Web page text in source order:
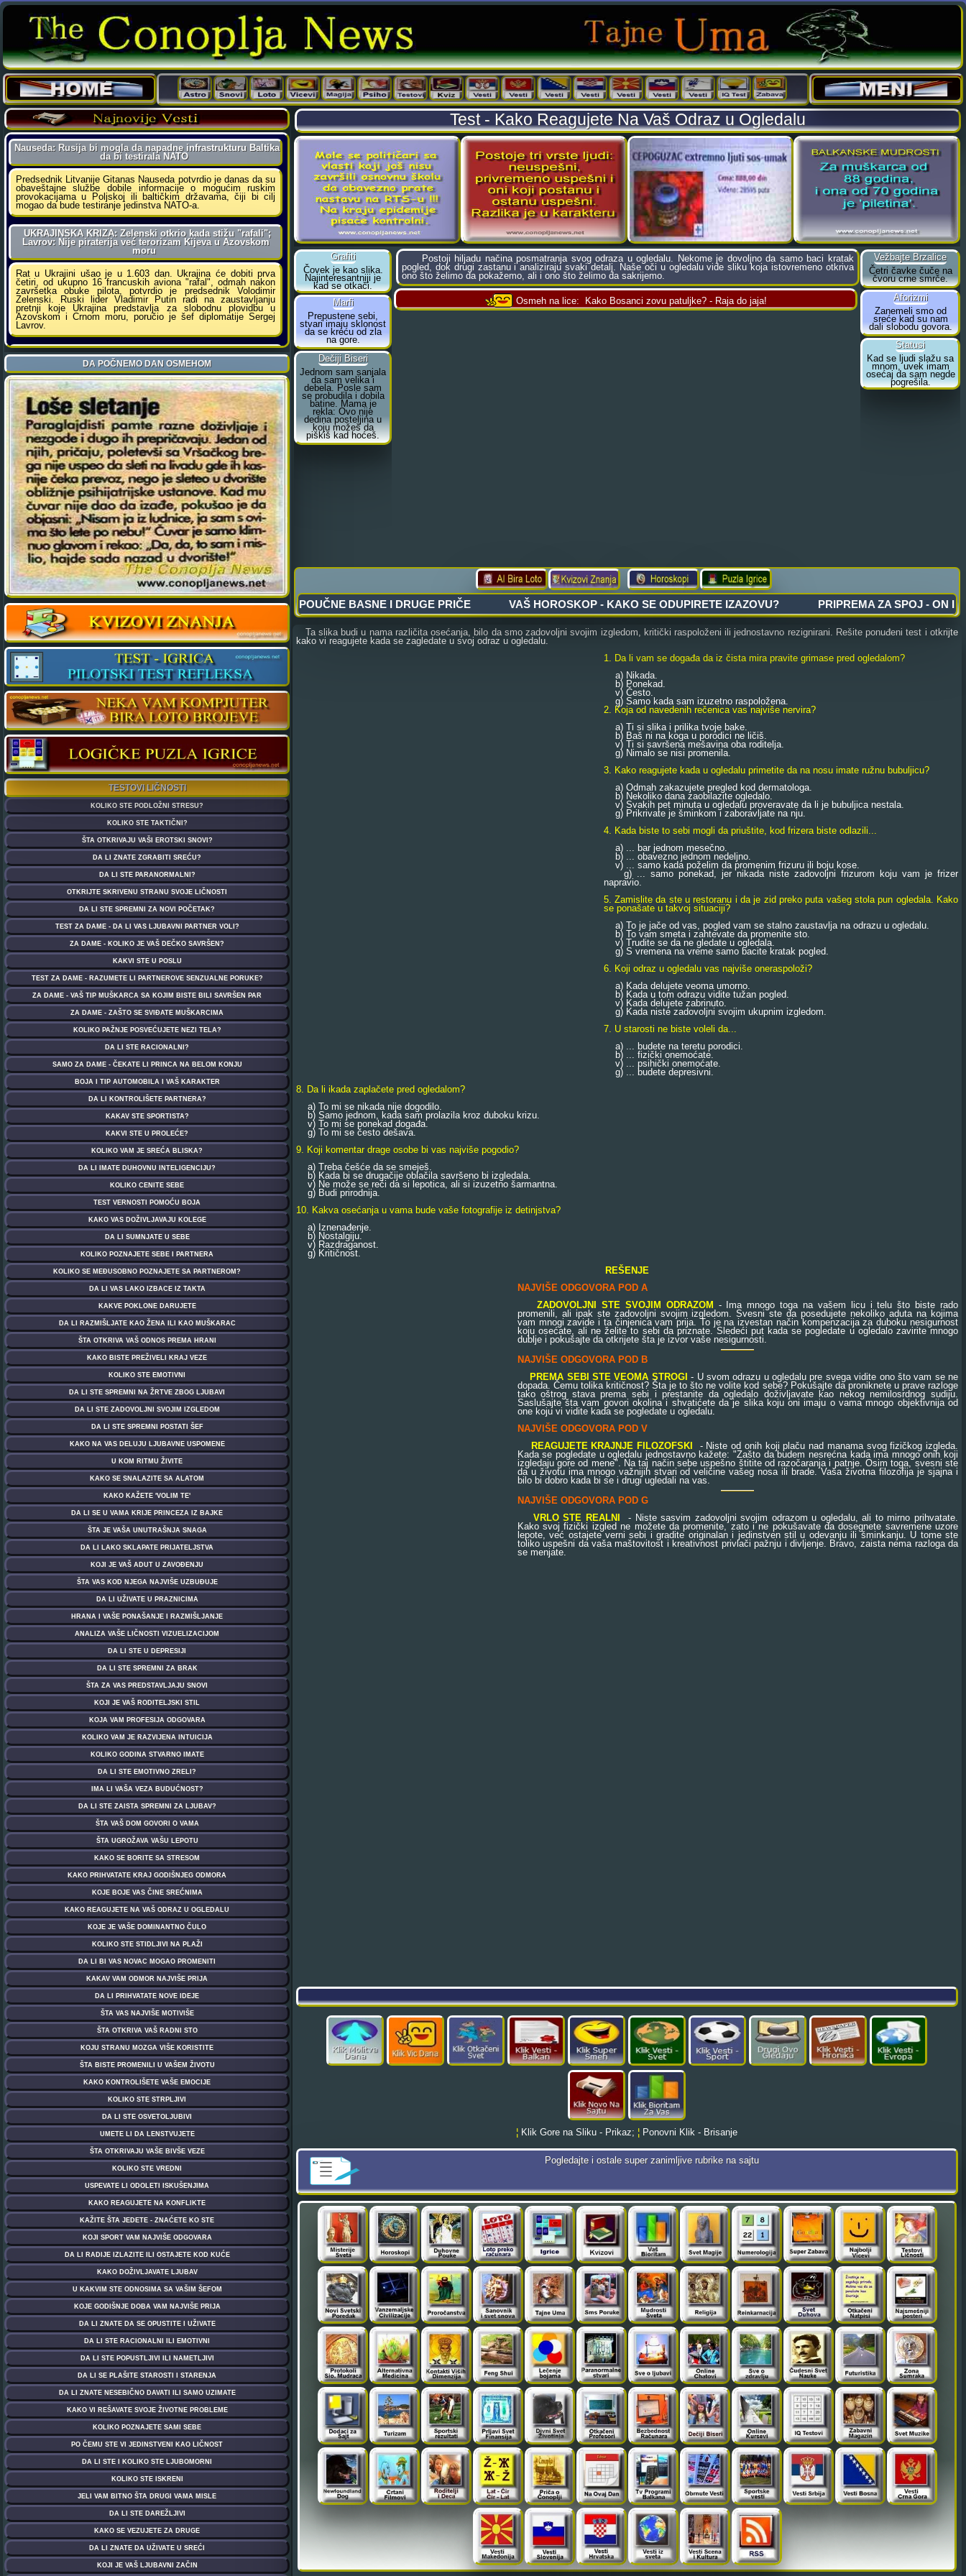
Test - Kako Reagujete Na Vaš Odraz u Ogledalu
Postoji hiljadu načina posmatranja svog odraza u ogledalu. Nekome je dovoljno da samo baci kratak
pogled, dok drugi zastanu i analiziraju svaki detalj. Naše oči u ogledalu vide sliku koja istovremeno otkriva
ono što želimo da pokažemo, ali i ono što želimo da sakrijemo.
Osmeh na lice: Kako Bosanci zovu patuljke? - Raja do jaja!
Ta slika budi u nama različita osećanja, bilo da smo zadovoljni svojim izgledom, kritički raspoloženi ili jednostavno rezignirani. Rešite ponuđeni test i otkrijte
kako vi reagujete kada se zagledate u svoj odraz u ogledalu.
1. Da li vam se događa da iz čista mira pravite grimase pred ogledalom?
a) Nikada.
b) Ponekad.
v) Često.
g) Samo kada sam izuzetno raspoložena.
2. Koja od navedenih rečenica vas najviše nervira?
a) Ti si slika i prilika tvoje bake.
b) Baš ni na koga u porodici ne ličiš.
v) Ti si savršena mešavina oba roditelja.
g) Nimalo se nisi promenila.
3. Kako reagujete kada u ogledalu primetite da na nosu imate ružnu bubuljicu?
a) Odmah zakazujete pregled kod dermatologa.
b) Nekoliko dana zaobilazite ogledalo.
v) Svakih pet minuta u ogledalu proveravate da li je bubuljica nestala.
g) Prikrivate je šminkom i zaboravljate na nju.
4. Kada biste to sebi mogli da priuštite, kod frizera biste odlazili...
a) ... bar jednom mesečno.
b) ... obavezno jednom nedeljno.
v) ... samo kada poželim da promenim frizuru ili boju kose.
g) ... samo ponekad, jer nikada niste zadovoljni frizurom koju vam je frizer
napravio.
5. Zamislite da ste u restoranu i da je zid preko puta vašeg stola pun ogledala. Kako
se ponašate u takvoj situaciji?
a) To je jače od vas, pogled vam se stalno zaustavlja na odrazu u ogledalu.
b) To vam smeta i zahtevate da promenite sto.
v) Trudite se da ne gledate u ogledala.
g) S vremena na vreme samo bacite kratak pogled.
6. Koji odraz u ogledalu vas najviše oneraspoloži?
a) Kada delujete veoma umorno.
b) Kada u tom odrazu vidite tužan pogled.
v) Kada delujete zabrinuto.
g) Kada niste zadovoljni svojim ukupnim izgledom.
7. U starosti ne biste voleli da...
a) ... budete na teretu porodici.
b) ... fizički onemoćate.
v) ... psihički onemoćate.
g) ... budete depresivni.
8. Da li ikada zaplačete pred ogledalom?
a) To mi se nikada nije dogodilo.
b) Samo jednom, kada sam prolazila kroz duboku krizu.
v) To mi se ponekad događa.
g) To mi se često dešava.
9. Koji komentar drage osobe bi vas najviše pogodio?
a) Treba češće da se smeješ.
b) Kada bi se drugačije oblačila savršeno bi izgledala.
v) Ne može se reći da si lepotica, ali si izuzetno šarmantna.
g) Budi prirodnija.
10. Kakva osećanja u vama bude vaše fotografije iz detinjstva?
a) Iznenađenje.
b) Nostalgiju.
v) Razdraganost.
g) Kritičnost.
REŠENJE
NAJVIŠE ODGOVORA POD A
ZADOVOLJNI STE SVOJIM ODRAZOM - Ima mnogo toga na vašem licu i telu što biste rado
promenili, ali ipak ste zadovoljni svojim izgledom. Svesni ste da posedujete nekoliko aduta na kojima
vam mnogi zavide i ta činjenica vam prija. To je na izvestan način kompenzacija za duboku nesigurnost
koju osećate, ali ne želite to sebi da priznate. Sledeći put kada se pogledate u ogledalo zavirite mnogo
dublje i pokušajte da otkrijete šta je izvor vaše nesigurnosti.
NAJVIŠE ODGOVORA POD B
PREMA SEBI STE VEOMA STROGI - U svom odrazu u ogledalu pre svega vidite ono što vam se ne
dopada. Čemu tolika kritičnost? Šta je to što ne volite kod sebe? Pokušajte da proniknete u prave razloge
tako oštrog stava prema sebi i prestanite da ogledalo doživljavate kao nekog nemilosrdnog sudiju.
Saslušajte šta vam govori okolina i shvatićete da je slika koju oni imaju o vama mnogo objektivnija od
one koju vi vidite kada se pogledate u ogledalu.
NAJVIŠE ODGOVORA POD V
REAGUJETE KRAJNJE FILOZOFSKI
- Niste od onih koji plaču nad manama svog fizičkog izgleda.
Kada se pogledate u ogledalu jednostavno kažete: "Zašto da budem nesrećna kada ima mnogo onih koji
izgledaju gore od mene". Na taj način sebe uspešno štitite od razočaranja i patnje. Osim toga, svesni ste
da u životu ima mnogo važnijih stvari od veličine vašeg nosa ili brade. Vaša životna filozofija je sjajna i
bilo bi dobro kada bi se i drugi ugledali na vas.
NAJVIŠE ODGOVORA POD G
VRLO STE REALNI
- Niste sasvim zadovoljni svojim odrazom u ogledalu, ali to mirno prihvatate.
Kako svoj fizički izgled ne možete da promenite, zato i ne pokušavate da dosegnete savremene uzore
lepote, već ostajete verni sebi i gradite originalan i jedinstven stil u odevanju ili šminkanju. U tome ste
toliko uspešni da vaša maštovitost i kreativnost privlači pažnju i divljenje. Bravo, zaista nema razloga da
se menjate.
¦ Klik Gore na Sliku - Prikaz; ¦ Ponovni Klik - Brisanje
Pogledajte i ostale super zanimljive rubrike na sajtu